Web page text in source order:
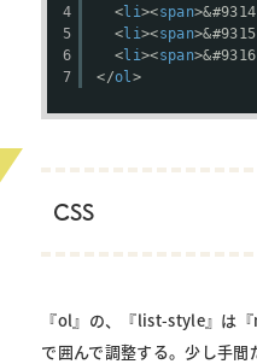
4
5
6
7
<li><span
<li><span
<li><span
</ol >
CSS
『ol』の、『list-style』は
で囲んで調整する。少し手